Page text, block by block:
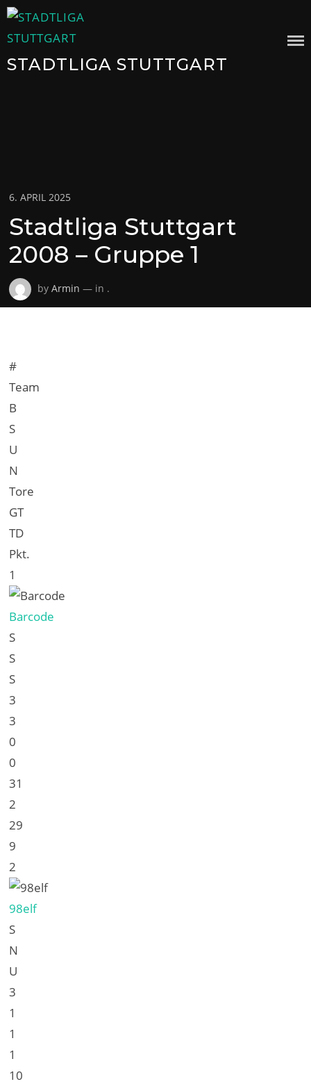
Skip
to
STADTLIGA STUTTGART
Posted
on
6. APRIL 2025
Stadtliga Stuttgart
2008 – Gruppe 1
byArmin — in .
#
Team
B
S
U
N
Tore
GT
TD
Pkt.
1
Barcode
S
S
S
3
3
0
0
31
2
29
9
2
98elf
S
N
U
3
1
1
1
10